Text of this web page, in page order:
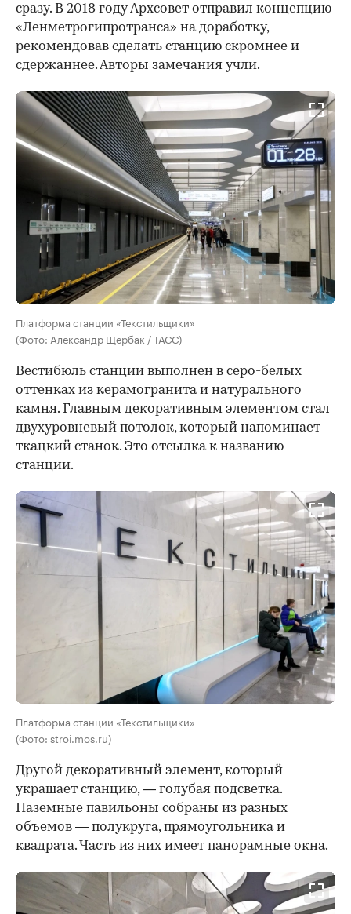
сразу. В 2018 году Архсовет отправил концепцию
«Ленметрогипротранса» на доработку,
рекомендовав сделать станцию скромнее и
сдержаннее. Авторы замечания учли.
Платформа станции «Текстильщики»
(Фото: Александр Щербак / ТАСС)
Вестибюль станции выполнен в серо-белых
оттенках из керамогранита и натурального
камня. Главным декоративным элементом стал
двухуровневый потолок, который напоминает
ткацкий станок. Это отсылка к названию
станции.
Платформа станции «Текстильщики»
(Фото: stroi.mos.ru)
Другой декоративный элемент, который
украшает станцию, — голубая подсветка.
Наземные павильоны собраны из разных
объемов — полукруга, прямоугольника и
квадрата. Часть из них имеет панорамные окна.